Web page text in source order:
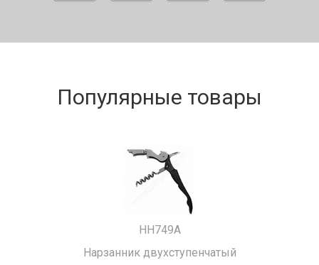
Популярные товары
HH749A
Нарзанник двухступенчатый